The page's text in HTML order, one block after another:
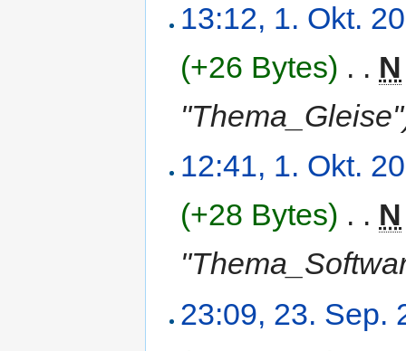
13:12, 1. Okt.
(+26 Bytes) . . N
12:41, 1. Okt.
(+28 Bytes) . . N
23:09, 23. Sep.